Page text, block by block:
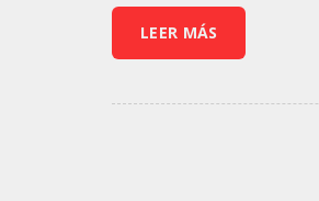
LEER MÁS